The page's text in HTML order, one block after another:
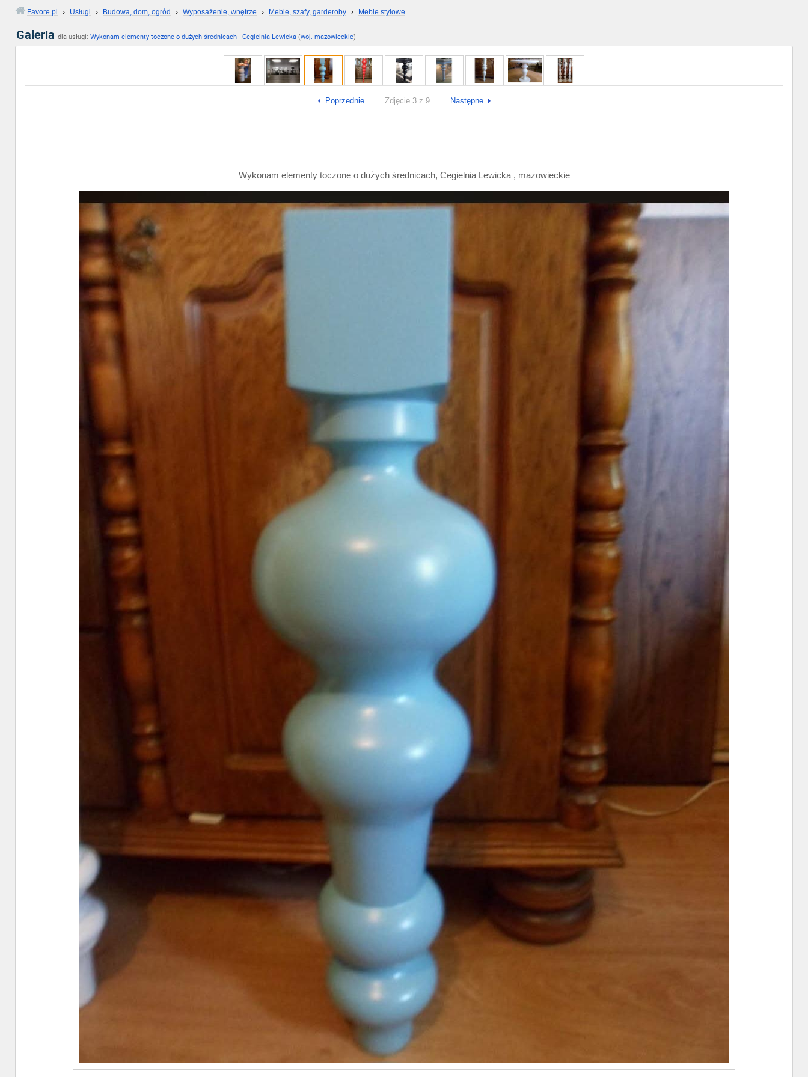
Favore.pl › Usługi › Budowa, dom, ogród › Wyposażenie, wnętrze › Meble, szafy, garderoby › Meble stylowe
Galeria dla usługi: Wykonam elementy toczone o dużych średnicach - Cegielnia Lewicka (woj. mazowieckie)
Poprzednie Zdjęcie 3 z 9 Następne
Wykonam elementy toczone o dużych średnicach, Cegielnia Lewicka , mazowieckie